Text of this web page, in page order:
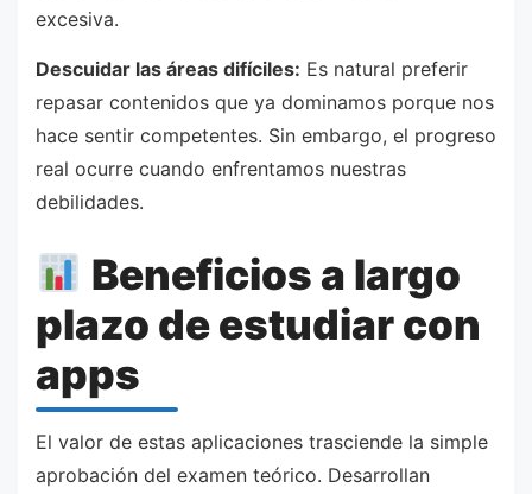
excesiva.
Descuidar las áreas difíciles: Es natural preferir
repasar contenidos que ya dominamos porque nos
hace sentir competentes. Sin embargo, el progreso
real ocurre cuando enfrentamos nuestras
debilidades.
Beneficios a largo
plazo de estudiar con
apps
El valor de estas aplicaciones trasciende la simple
aprobación del examen teórico. Desarrollan